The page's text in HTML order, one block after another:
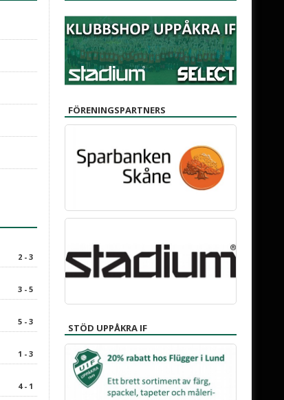
2 - 3
3 - 5
5 - 3
1 - 3
4 - 1
FÖRENINGSPARTNERS
STÖD UPPÅKRA IF